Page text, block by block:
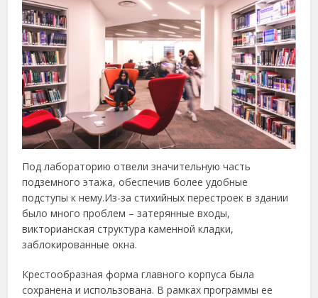
Под лабораторию отвели значительную часть
подземного этажа, обеспечив более удобные
подступы к нему.Из-за стихийных перестроек в здании
было много проблем – затерянные входы,
викторианская структура каменной кладки,
заблокированные окна.
Крестообразная форма главного корпуса была
сохранена и использована. В рамках программы ее